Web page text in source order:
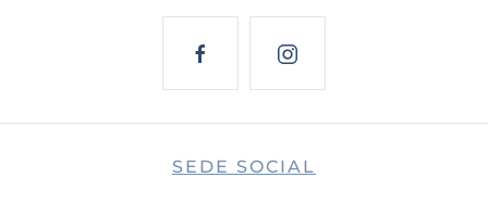
SEDE SOCIAL